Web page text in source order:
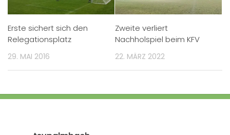
Erste sichert sich den
Relegationsplatz
29. MAI 2016
Zweite verliert
Nachholspiel beim KFV
22. MÄRZ 2022